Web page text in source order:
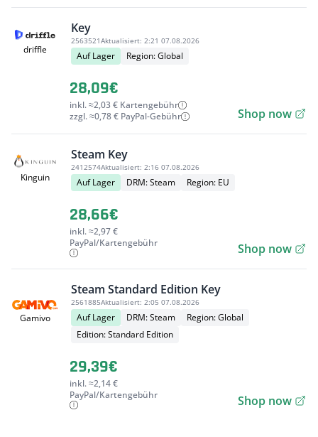
driffle
Key
2563521Aktualisiert: 2:21 07.08.2026
Auf Lager Region: Global
28,09€
inkl. ≈2,03 € Kartengebühr
zzgl. ≈0,78 € PayPal-Gebühr
Shop now
Kinguin
Steam Key
2412574Aktualisiert: 2:16 07.08.2026
Auf Lager DRM: Steam Region: EU
28,66€
inkl. ≈2,97 €
PayPal/Kartengebühr
Shop now
Gamivo
Steam Standard Edition Key
2561885Aktualisiert: 2:05 07.08.2026
Auf Lager DRM: Steam
Region: Global
Edition: Standard Edition
29,39€
inkl. ≈2,14 €
PayPal/Kartengebühr
Shop now